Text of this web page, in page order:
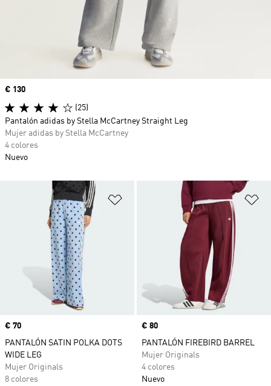
Añadir a la lista de deseos
Precio
€ 70
PANTALÓN SATIN POLKA DOTS
WIDE LEG
Mujer Originals
8 colores
Precio
€ 80
PANTALÓN FIREBIRD BARREL
Mujer Originals
4 colores
Nuevo
Precio
€ 130
(25)
Pantalón adidas by Stella McCartney Straight Leg
Mujer adidas by Stella McCartney
4 colores
Nuevo